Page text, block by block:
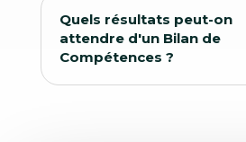
Quels résultats peut-on
attendre d'un Bilan de
Compétences ?